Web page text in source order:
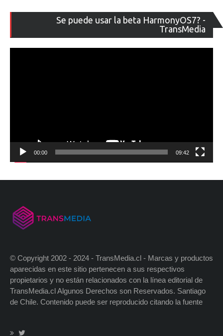
Se puede usar la beta HarmonyOS7? -
TransMedia
de
00:00 09:42
© Copyright 2002 - 2024 - TransMedia.cl - Marcas y productos
aparecidas en este sitio pertenecen a sus respectivos
propietarios y no están relacionados con la línea editorial de
TransMedia.cl Algunos Derechos son Reservados. Santiago
de Chile. Contenido puede ser reproducido citando la fuente